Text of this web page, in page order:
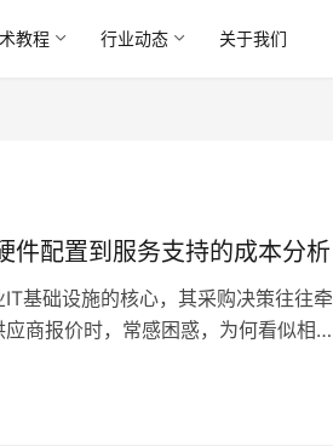
教程 行业动态 关于我们
件配置到服务支持的成本分析
基础设施的核心，其采购决策往往牵
商报价时，常感困惑，为何看似相似
您呈现一幅完整的成本分析图景，服
格构成的基石，中央处理器，…。